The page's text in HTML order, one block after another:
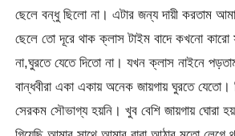
ছেলে বন্ধু ছিলো না। এটার জন্য দায়ী করতাম
ছেলে তো দূরে থাক ক্লাস টাইম বাদে কখনো কারো
না,ঘুরতে যেতে দিতো না। যখন ক্লাস নাইনে
বান্ধবীরা একা একায় অনেক জায়গায় ঘুরতে
সেরকম সৌভাগ্য হয়নি। খুব বেশি জায়গায় ঘোরা